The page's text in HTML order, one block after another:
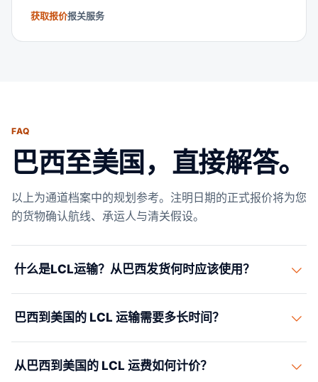
获取报价报关服务
FAQ
巴西至美国，直接解答。
以上为通道档案中的规划参考。注明日期的正式报价将为您
的货物确认航线、承运人与清关假设。
什么是LCL运输？从巴西发货何时应该使用？
货物共享一个集装箱。您只为实际使用的立方米（CBM）
付费。当您的货物在15 CBM以下、试销新产品、有来自多
家巴西供应商的混合SKU，或无法装满整箱时，LCL是正
确选择。超过15 CBM时，FCL通常更具成本效益。
巴西到美国的 LCL 运输需要多长时间？
拉那瓜到迈阿密：15-18 天（该区域最短的 LCL 时效）。
从巴西到美国的 LCL 运费如何计价？